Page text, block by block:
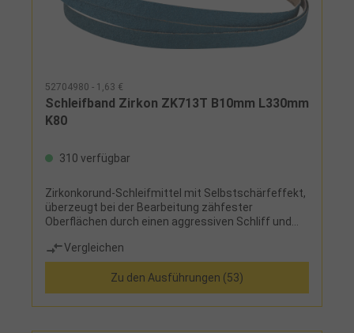
52704980 - 1,63 €
Schleifband Zirkon ZK713T B10mm L330mm
K80
310 verfügbar
Zirkonkorund-Schleifmittel mit Selbstschärfeffekt,
überzeugt bei der Bearbeitung zähfester
Oberflächen durch einen aggressiven Schliff und
Vergleichen
Zu den Ausführungen (53)